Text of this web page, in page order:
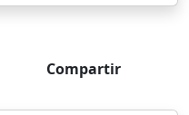
Compartir